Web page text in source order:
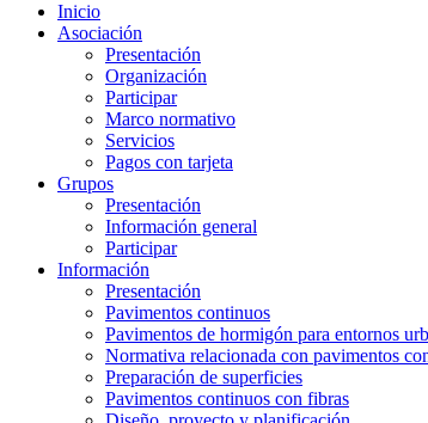
Inicio
Asociación
Presentación
Organización
Participar
Marco normativo
Servicios
Pagos con tarjeta
Grupos
Presentación
Información general
Participar
Información
Presentación
Pavimentos continuos
Pavimentos de hormigón para entornos
Normativa relacionada con pavimentos
Preparación de superficies
Pavimentos continuos con fibras